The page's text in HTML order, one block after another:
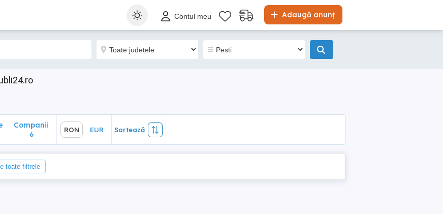
Adaugă anunț
Contul meu
Sortează
Companii
6
RON EUR Sortează
toate filtrele